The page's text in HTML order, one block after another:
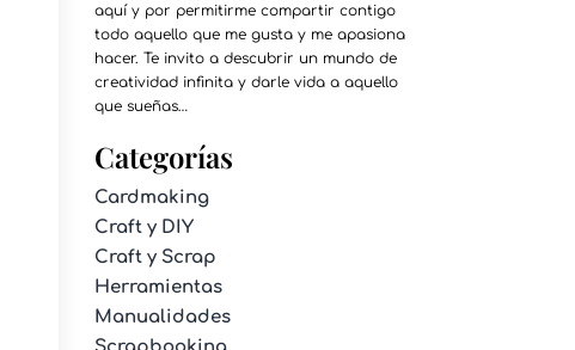
aquí y por permitirme compartir contigo
todo aquello que me gusta y me apasiona
hacer. Te invito a descubrir un mundo de
creatividad infinita y darle vida a aquello
que sueñas…
Categorías
Cardmaking
Craft y DIY
Craft y Scrap
Herramientas
Manualidades